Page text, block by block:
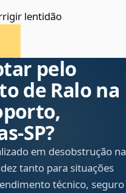
lentidão
pelo
de Ralo na
em desobstrução na
tanto para situações
técnico, seguro